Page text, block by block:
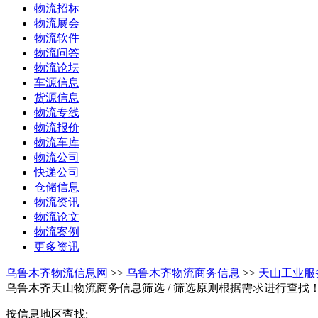
物流招标
物流展会
物流软件
物流问答
物流论坛
车源信息
货源信息
物流专线
物流报价
物流车库
物流公司
快递公司
仓储信息
物流资讯
物流论文
物流案例
更多资讯
乌鲁木齐物流信息网 >> 乌鲁木齐物流商务信息 >> 天山工业
乌鲁木齐天山物流商务信息筛选 / 筛选原则根据需求进行查找！
按信息地区查找: